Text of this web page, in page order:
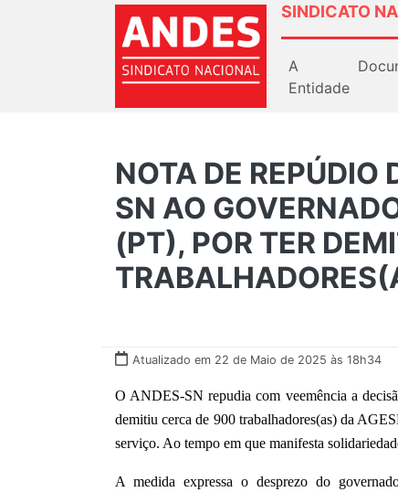
SINDICATO
A
Entidade
NOTA DE REPÚDIO
SN AO
(PT), POR TER
Atualizado em 22 de Maio de 2025 às 18h34
O ANDES-SN repudia com veemência a
demitiu cerca de 900 trabalhadores(as) da
serviço. Ao tempo em que manifesta
A medida expressa o desprezo do